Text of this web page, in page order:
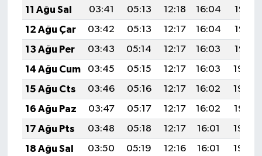
11 Ağu Sal
03:41 05:13 12:18 16:04
19:13
12 Ağu Çar
03:42 05:13 12:17 16:04
19:12
13 Ağu Per
03:43 05:14 12:17 16:03
19:10
14 Ağu Cum
03:45 05:15 12:17 16:03
19:09
15 Ağu Cts
03:46 05:16 12:17 16:02
19:08
16 Ağu Paz
03:47 05:17 12:17 16:02
19:07
17 Ağu Pts
03:48 05:18 12:17 16:01
19:05
18 Ağu Sal
03:50 05:19 12:16 16:01
19:04